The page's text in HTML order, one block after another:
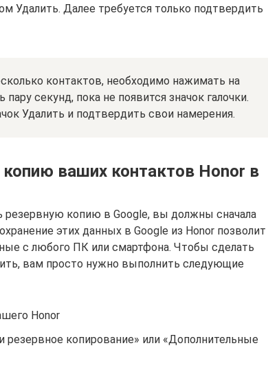
Удалить. Далее требуется только подтвердить
контактов, необходимо нажимать на
секунд, пока не появится значок галочки.
Удалить и подтвердить свои намерения.
ваших контактов Honor в
копию в Google, вы должны сначала
этих данных в Google из Honor позволит
с любого ПК или смартфона. Чтобы сделать
вам просто нужно выполнить следующие
Honor
копирование» или «Дополнительные